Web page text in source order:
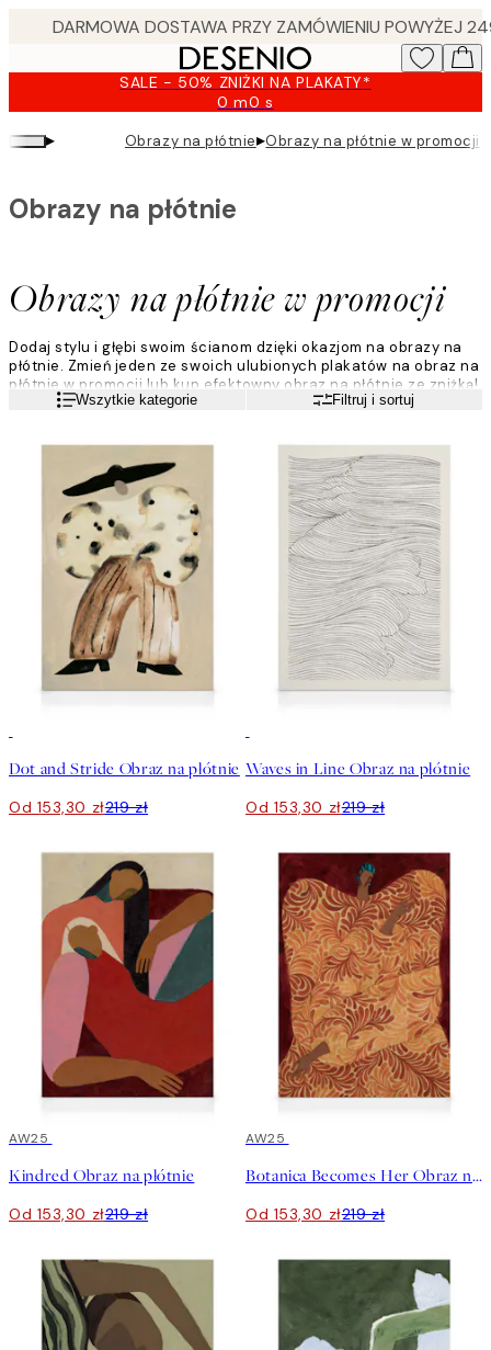
SALE - 50% ZNIŻKI NA PLAKATY*
0 m0 s
Ważny
do:
2026-
▸ Obrazy na płótnie▸Obrazy na płótnie w promocji
Obrazy na płótnie w promocji
Obrazy na płótnie
Dodaj stylu i głębi swoim ścianom dzięki okazjom na obrazy na
płótnie. Zmień jeden ze swoich ulubionych plakatów na obraz na
płótnie w promocji lub kup efektowny obraz na płótnie ze zniżką!
Czytaj więcejWszytkie kategorie Filtruj i sortuj
Dot and Stride Obraz na płótnie
Od 153,30 zł219 zł
Waves in Line Obraz na płótnie
Od 153,30 zł219 zł
30%*
AW25
Kindred Obraz na płótnie
Od 153,30 zł219 zł
30%*
AW25
Botanica Becomes Her Obraz na płótnie
Od 153,30 zł219 zł